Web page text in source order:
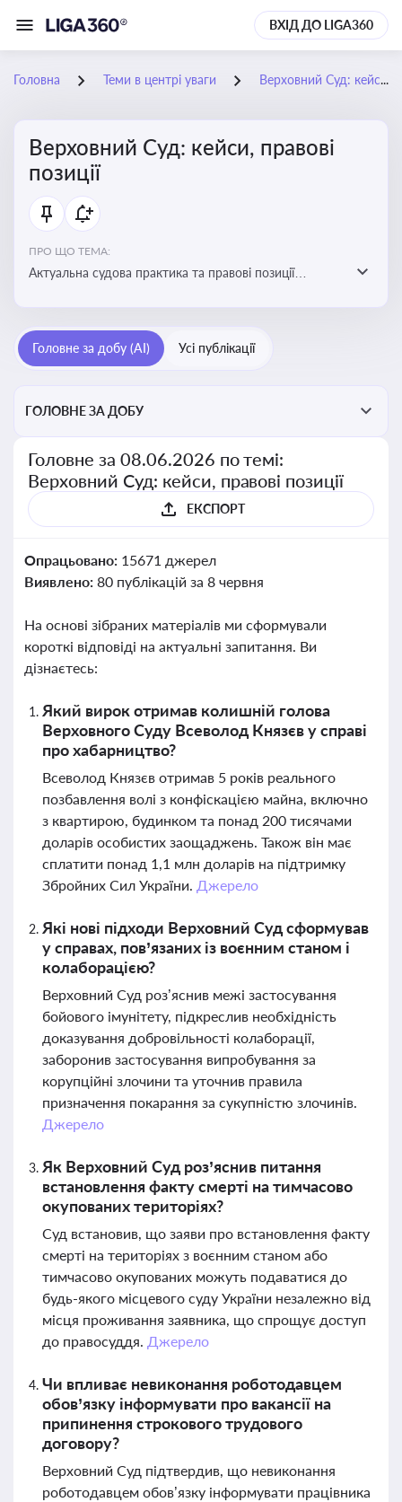
ВХІД ДО LIGA360
Головна Теми в центрі уваги Верховний Суд: кейси, правові позиції
Верховний Суд: кейси, правові
позиції
ПРО ЩО ТЕМА:
Актуальна судова практика та правові позиції
Головне за добу (AI) Усі публікації
ГОЛОВНЕ ЗА ДОБУ
Головне за 08.06.2026 по темі:
Верховний Суд: кейси, правові позиції
ЕКСПОРТ
Опрацьовано: 15671 джерел
Виявлено: 80 публікацій за 8 червня
На основі зібраних матеріалів ми сформували
короткі відповіді на актуальні запитання. Ви
дізнаєтесь:
Який вирок отримав колишній голова
Верховного Суду Всеволод Князєв у справі
про хабарництво?
Всеволод Князєв отримав 5 років реального
позбавлення волі з конфіскацією майна, включно
з квартирою, будинком та понад 200 тисячами
доларів особистих заощаджень. Також він має
сплатити понад 1,1 млн доларів на підтримку
Збройних Сил України. Джерело
Які нові підходи Верховний Суд сформував
у справах, пов’язаних із воєнним станом і
колаборацією?
Верховний Суд роз’яснив межі застосування
бойового імунітету, підкреслив необхідність
доказування добровільності колаборації,
заборонив застосування випробування за
корупційні злочини та уточнив правила
призначення покарання за сукупністю злочинів.
Джерело
Як Верховний Суд роз’яснив питання
встановлення факту смерті на тимчасово
окупованих територіях?
Суд встановив, що заяви про встановлення факту
смерті на територіях з воєнним станом або
тимчасово окупованих можуть подаватися до
будь-якого місцевого суду України незалежно від
місця проживання заявника, що спрощує доступ
до правосуддя. Джерело
Чи впливає невиконання роботодавцем
обов’язку інформувати про вакансії на
припинення строкового трудового
договору?
Верховний Суд підтвердив, що невиконання
роботодавцем обов’язку інформувати працівника